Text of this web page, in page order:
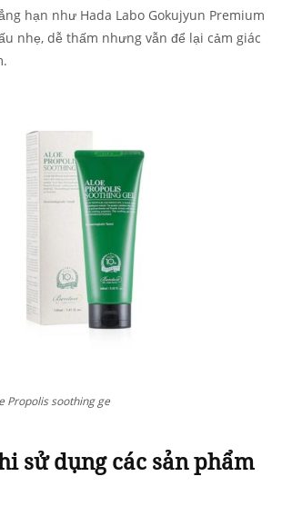
hạn như Hada Labo Gokujyun Premium
nhẹ, dễ thấm nhưng vẫn để lại cảm giác
Propolis soothing ge
sử dụng các sản phẩm